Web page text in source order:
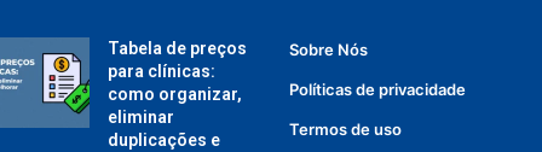
Tabela de preços
para clínicas:
como organizar,
eliminar
duplicações e
Sobre Nós
Políticas de privacidade
Termos de uso